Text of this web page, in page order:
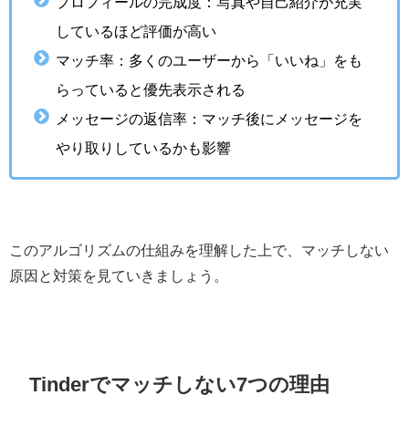
しているほど評価が高い
マッチ率：多くのユーザーから「いいね」をも
らっていると優先表示される
メッセージの返信率：マッチ後にメッセージを
やり取りしているかも影響
このアルゴリズムの仕組みを理解した上で、マッチしない
原因と対策を見ていきましょう。
Tinderでマッチしない7つの理由